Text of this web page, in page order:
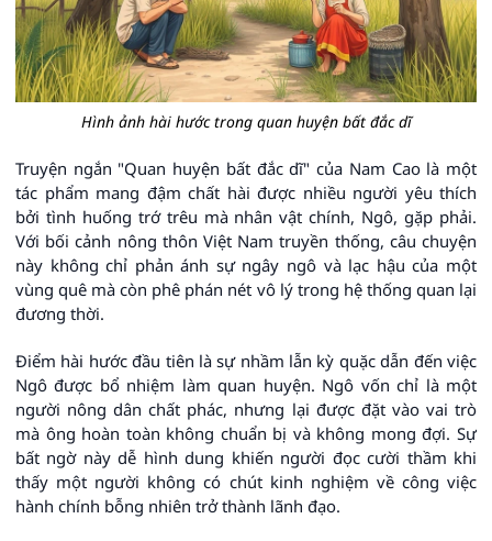
Hình ảnh hài hước trong quan huyện bất đắc dĩ
Truyện ngắn "Quan huyện bất đắc dĩ" của Nam Cao là một
tác phẩm mang đậm chất hài được nhiều người yêu thích
bởi tình huống trớ trêu mà nhân vật chính, Ngô, gặp phải.
Với bối cảnh nông thôn Việt Nam truyền thống, câu chuyện
này không chỉ phản ánh sự ngây ngô và lạc hậu của một
vùng quê mà còn phê phán nét vô lý trong hệ thống quan lại
đương thời.
Điểm hài hước đầu tiên là sự nhầm lẫn kỳ quặc dẫn đến việc
Ngô được bổ nhiệm làm quan huyện. Ngô vốn chỉ là một
người nông dân chất phác, nhưng lại được đặt vào vai trò
mà ông hoàn toàn không chuẩn bị và không mong đợi. Sự
bất ngờ này dễ hình dung khiến người đọc cười thầm khi
thấy một người không có chút kinh nghiệm về công việc
hành chính bỗng nhiên trở thành lãnh đạo.